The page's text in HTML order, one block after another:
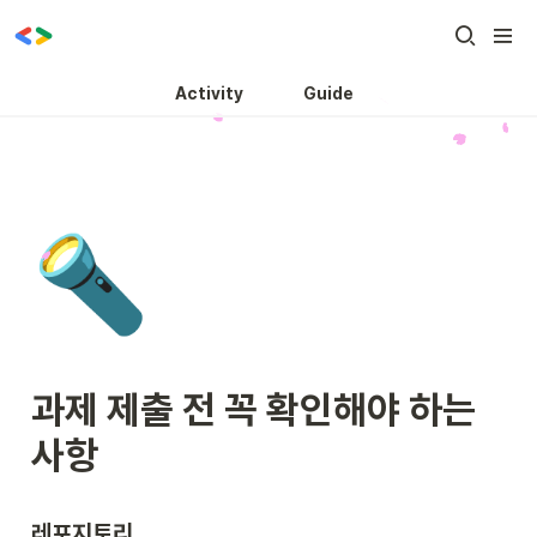
Activity Guide
🔦
과제 제출 전 꼭 확인해야 하는
사항